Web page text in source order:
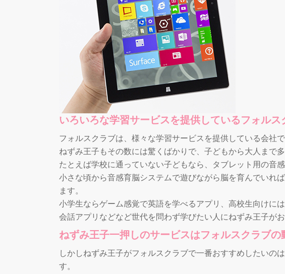
いろいろな学習サービスを提供しているフォルス
フォルスクラブは、様々な学習サービスを提供している会社で
ねずみ王子もその数には驚くばかりで、子どもから大人まで
たとえば学校に通っていない子どもなら、タブレット用の音感
小さな頃から音感育脳システムで遊びながら脳を育んでいれ
ます。
小学生ならゲーム感覚で英語を学べるアプリ、高校生向けに
会話アプリなどなど世代を問わず学びたい人にねずみ王子が
ねずみ王子一押しのサービスはフォルスクラブの
しかしねずみ王子がフォルスクラブで一番おすすめしたいの
す。